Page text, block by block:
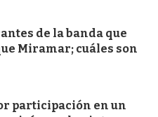
de la banda que
Miramar; cuáles son
participación en un